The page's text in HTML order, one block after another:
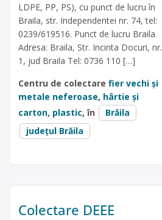
LDPE, PP, PS), cu punct de lucru în
Braila, str. Independentei nr. 74, tel:
0239/619516. Punct de lucru Braila
Adresa: Braila, Str. Incinta Docuri, nr.
1, jud Braila Tel: 0736 110 […]
Centru de colectare fier vechi și
metale neferoase, hârtie și
carton, plastic, în
Brăila
județul Brăila
Colectare DEEE